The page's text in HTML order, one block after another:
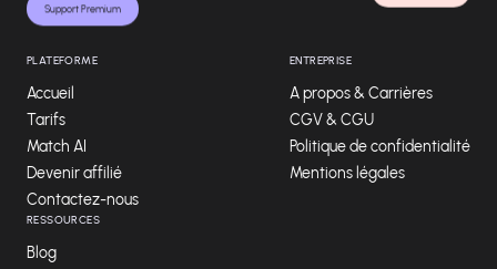
Support Premium
PLATEFORME
Accueil
Tarifs
Match AI
Devenir affilié
Contactez-nous
ENTREPRISE
A propos & Carrières
CGV & CGU
Politique de confidentialité
Mentions légales
RESSOURCES
Blog